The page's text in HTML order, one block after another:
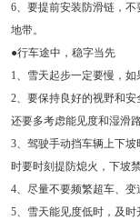
6、要提前安装防滑链，
地带。
●行车途中，稳字当先
1、雪天起步一定要慢，如
2、要保持良好的视野和安
还要多考虑能见度和湿滑
3、驾驶手动挡车辆上下
时要时刻提防熄火，下坡
4、尽量不要频繁超车、变
5、雪天能见度低时，及